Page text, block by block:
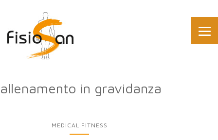
allenamento in gravidanza
MEDICAL FITNESS